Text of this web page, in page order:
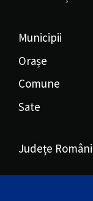
Municipii
Orașe
Comune
Sate
Județe